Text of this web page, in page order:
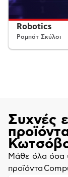
Robotics
Ρομπότ Σκύλοι
Συχνές
Μάθε όλα όσα
προϊόντα